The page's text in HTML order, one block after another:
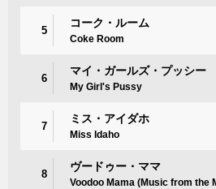
5
コーク・ルーム
Coke Room
6
マイ・ガールズ・プッシー
My Girl's Pussy
7
ミス・アイダホ
Miss Idaho
8
ヴードゥー・ママ
Voodoo Mama (Music from